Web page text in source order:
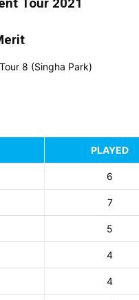
8 (Singha Park)
PLAYED
6
7
5
4
4